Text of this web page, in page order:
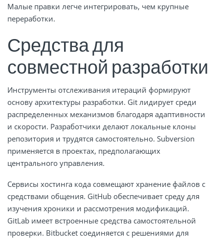
Малые правки легче интегрировать, чем крупные
переработки.
Средства для
совместной разработки
Инструменты отслеживания итераций формируют
основу архитектуры разработки. Git лидирует среди
распределенных механизмов благодаря адаптивности
и скорости. Разработчики делают локальные клоны
репозитория и трудятся самостоятельно. Subversion
применяется в проектах, предполагающих
центрального управления.
Сервисы хостинга кода совмещают хранение файлов с
средствами общения. GitHub обеспечивает среду для
изучения хроники и рассмотрения модификаций.
GitLab имеет встроенные средства самостоятельной
проверки. Bitbucket соединяется с решениями для